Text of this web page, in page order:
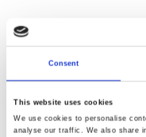
Consent
This website uses cookies
We use cookies to personalise
analyse our traffic. We also share
Kvalitet